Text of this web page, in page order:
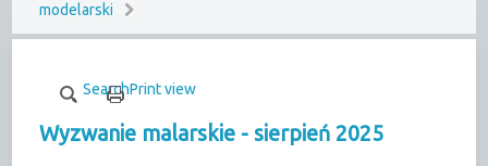
modelarski
SearchPrint view
Wyzwanie malarskie - sierpień 2025